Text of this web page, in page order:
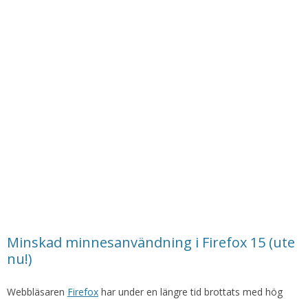
Minskad minnesanvändning i Firefox 15 (ute
nu!)
Webbläsaren Firefox har under en längre tid brottats med hög